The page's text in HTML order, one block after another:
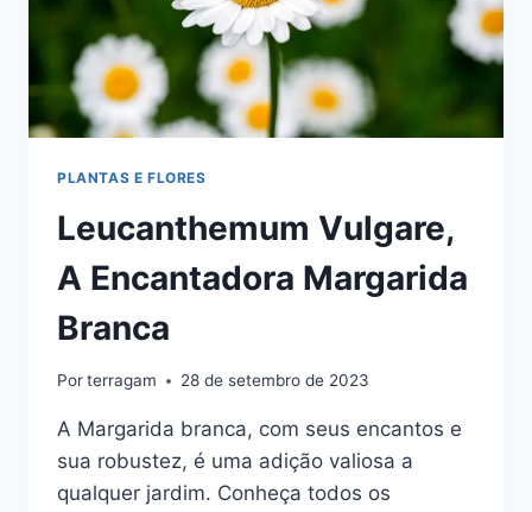
PLANTAS E FLORES
Leucanthemum Vulgare,
A Encantadora Margarida
Branca
Porterragam 28 de setembro de 2023
A Margarida branca, com seus encantos e
sua robustez, é uma adição valiosa a
qualquer jardim. Conheça todos os